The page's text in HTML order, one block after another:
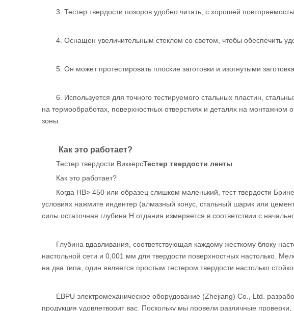
3. Тестер твердости позоров удобно читать, с хорошей
4. Оснащен увеличительным стеклом со светом, чтобы обеспечить
5. Он может протестировать плоские заготовки и изогнутыми
6. Используется для точного тестируемого стальных пластин,
на термообработах, поверхностных отверстиях и деталях на
зоны.
Как это работает?
Тестер твердости ВиккерсТестер твердости ленты
Как это работает?
Когда HB> 450 или образец слишком маленький, тест твердости
условиях нажмите индентер (алмазный конус, стальный шарик или
силы остаточная глубина H отдания измеряется в соответствии с
Глубина вдавливания, соответствующая каждому жесткому блоку
настольной сети и 0,001 мм для твердости поверхностных настолько.
на два типа, один является простым тестером твердости настолько
EBPU электромеханическое оборудование (Zhejiang) Co., Ltd.
продукция удовлетворит вас. Поскольку мы провели различные